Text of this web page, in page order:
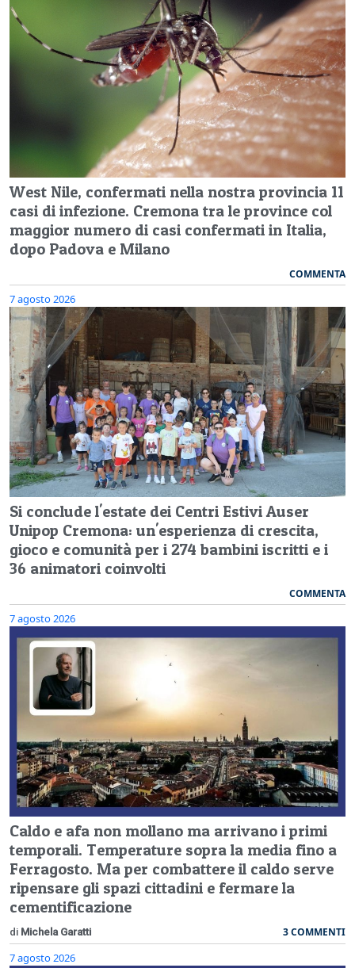
West Nile, confermati nella nostra provincia 11
casi di infezione. Cremona tra le province col
maggior numero di casi confermati in Italia,
dopo Padova e Milano
COMMENTA
7 agosto 2026
Si conclude l'estate dei Centri Estivi Auser
Unipop Cremona: un'esperienza di crescita,
gioco e comunità per i 274 bambini iscritti e i
36 animatori coinvolti
COMMENTA
7 agosto 2026
Caldo e afa non mollano ma arrivano i primi
temporali. Temperature sopra la media fino a
Ferragosto. Ma per combattere il caldo serve
ripensare gli spazi cittadini e fermare la
cementificazione
di Michela Garatti 3 COMMENTI
7 agosto 2026